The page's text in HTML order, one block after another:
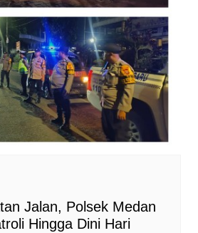
Jalan, Polsek Medan
Hingga Dini Hari